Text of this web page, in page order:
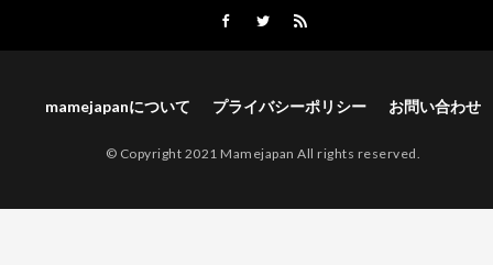
mamejapanについて プライバシーポリシー お問い合わせ
© Copyright 2021 Mamejapan All rights reserved.